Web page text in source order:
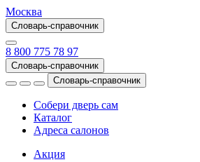
Москва
Словарь-справочник
8 800 775 78 97
Словарь-справочник
Словарь-справочник
Собери дверь сам
Каталог
Адреса салонов
Акция